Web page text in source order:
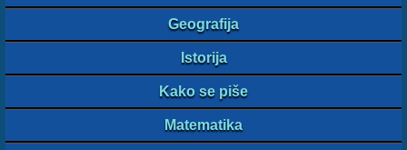
Geografija
Istorija
Kako se piše
Matematika